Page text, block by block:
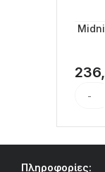
Πληροφορίες: